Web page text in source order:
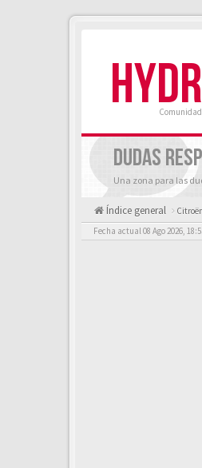
DUDAS
Una zona para las
Índice general
Fecha actual 08 Ago 2026,